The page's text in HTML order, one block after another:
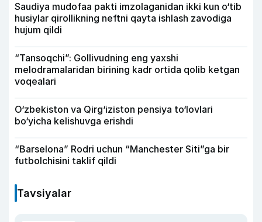
Saudiya mudofaa pakti imzolaganidan ikki kun o‘tib
husiylar qirollikning neftni qayta ishlash zavodiga
hujum qildi
“Tansoqchi”: Gollivudning eng yaxshi
melodramalaridan birining kadr ortida qolib ketgan
voqealari
O‘zbekiston va Qirg‘iziston pensiya to‘lovlari
bo‘yicha kelishuvga erishdi
“Barselona” Rodri uchun “Manchester Siti”ga bir
futbolchisini taklif qildi
Tavsiyalar